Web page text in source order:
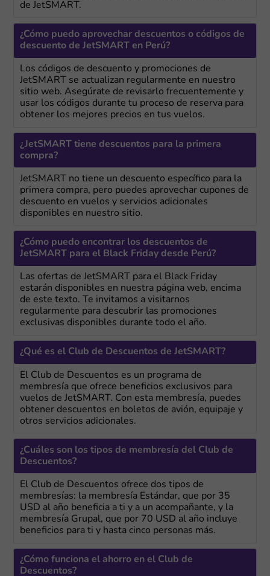
de JetSMART.
¿Cómo puedo aprovechar descuentos o códigos de
descuento de JetSMART en Perú?
Los códigos de descuento y promociones de
JetSMART se actualizan regularmente en nuestro
sitio web. Asegúrate de revisarlo frecuentemente y
usar los códigos durante tu proceso de reserva para
obtener los mejores precios en tus vuelos.
¿JetSMART tiene descuentos para la primera
compra?
JetSMART no tiene un descuento específico para la
primera compra, pero puedes aprovechar cupones de
descuento en vuelos y servicios adicionales
disponibles en nuestro sitio.
¿Cómo puedo encontrar los descuentos de
JetSMART para el Black Friday desde Perú?
Las ofertas de JetSMART para el Black Friday
estarán disponibles en nuestra página web, encima
de este texto. Te invitamos a visitarnos
regularmente para descubrir las promociones
exclusivas disponibles durante todo el año.
¿Qué es el Club de Descuentos de JetSMART?
El Club de Descuentos es un programa de
membresía que ofrece beneficios exclusivos para
vuelos de JetSMART. Con esta membresía, puedes
obtener descuentos en boletos de avión, equipaje y
otros servicios adicionales.
¿Cuáles son los tipos de membresía del Club de
Descuentos?
El Club de Descuentos ofrece dos tipos de
membresías: la membresía Estándar, que por 35
USD al año beneficia a ti y a un acompañante, y la
membresía Grupal, que por 70 USD al año incluye
beneficios para ti y hasta cinco personas más.
¿Cómo funciona el ahorro en el Club de
Descuentos?